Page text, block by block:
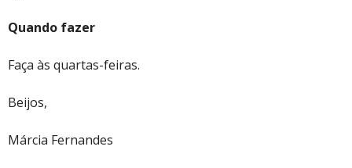
Quando fazer
Faça às quartas-feiras.
Beijos,
Márcia Fernandes